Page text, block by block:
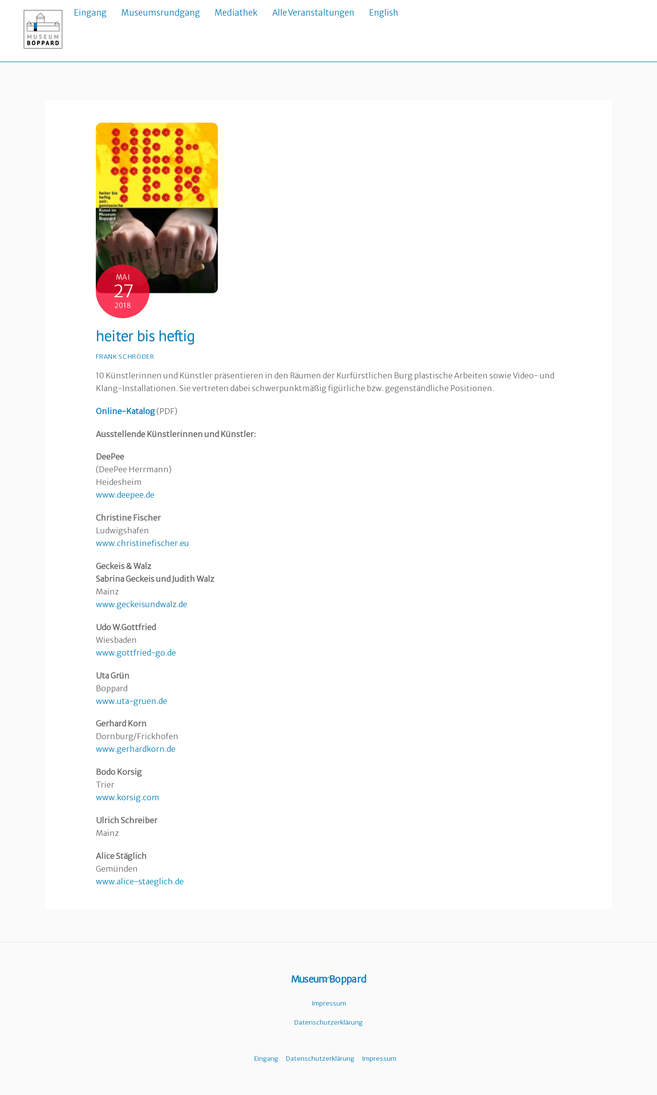
content
Eingang Museumsrundgang Mediathek Alle Veranstaltungen English
MAI
27
2018
heiter bis heftig
FRANK SCHRÖDER
10 Künstlerinnen und Künstler präsentieren in den Räumen der Kurfürstlichen Burg plastische Arbeiten sowie Video- und
Klang-Installationen. Sie vertreten dabei schwerpunktmäßig figürliche bzw. gegenständliche Positionen.
Online-Katalog(PDF)
Ausstellende Künstlerinnen und Künstler:
DeePee
(DeePee Herrmann)
Heidesheim
www.deepee.de
Christine Fischer
Ludwigshafen
www.christinefischer.eu
Geckeis & Walz
Sabrina Geckeis und Judith Walz
Mainz
www.geckeisundwalz.de
Udo W.Gottfried
Wiesbaden
www.gottfried-go.de
Uta Grün
Boppard
www.uta-gruen.de
Gerhard Korn
Dornburg/Frickhofen
www.gerhardkorn.de
Bodo Korsig
Trier
www.korsig.com
Ulrich Schreiber
Mainz
Alice Stäglich
Gemünden
www.alice-staeglich.de
Back
Top
Museum Boppard
Impressum
Datenschutzerklärung
Eingang Datenschutzerklärung Impressum